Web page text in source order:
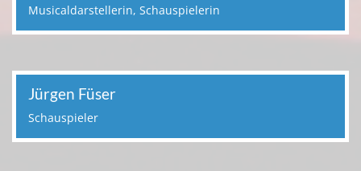
Musicaldarstellerin, Schauspielerin
Jürgen Füser
Schauspieler